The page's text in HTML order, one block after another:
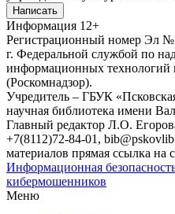
Написать
Информация 12+
Регистрационный номер Эл
г. Федеральной службой по
информационных
(Роскомнадзор).
Учредитель – ГБУК
научная библиотека имени
Главный редактор Л.О.
+7(8112)72-84-01,
материалов прямая ссылка на
Информационная
кибермошенников
Меню